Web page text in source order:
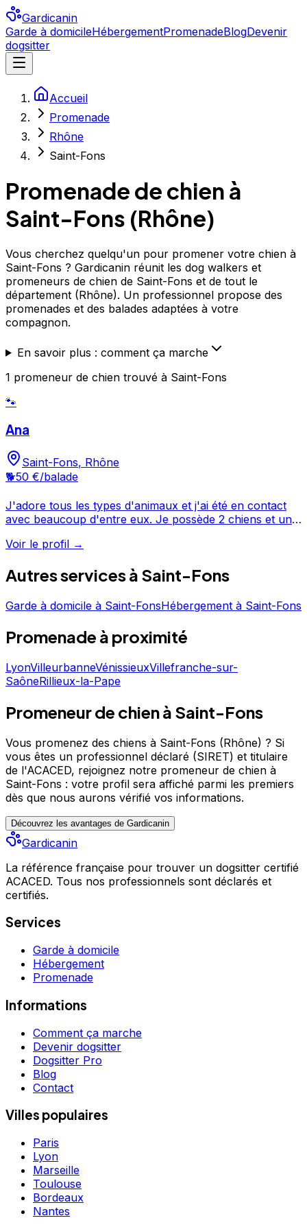
Gardicanin
Garde à domicileHébergementPromenadeBlogDevenir
dogsitter
Accueil
Promenade
Rhône
Saint-Fons
Promenade de chien à
Saint-Fons (Rhône)
Vous cherchez quelqu'un pour promener votre chien à
Saint-Fons ? Gardicanin réunit les dog walkers et
promeneurs de chien de Saint-Fons et de tout le
département (Rhône). Un professionnel propose des
promenades et des balades adaptées à votre
compagnon.
En savoir plus : comment ça marche
1 promeneur de chien trouvé à Saint-Fons
🐾
Ana
Saint-Fons, Rhône
🐕50 €/balade
J'adore tous les types d'animaux et j'ai été en contact
avec beaucoup d'entre eux. Je possède 2 chiens et un
d'eux depuis toute petite. J'adore les animaux, j'ai pas
campagne. Je possède pas animaux à la maison mais
déteste les gens qui abandonnent les animaux sans
penser au moindre détail. Plus tard, je vais partir au
refuge de chiens abandonnés et je veux adopter 1 chien
parce qu'au moins avec moi, ils vont avoir une meilleure
Voir le profil →
Autres services à Saint-Fons
Garde à domicile à Saint-FonsHébergement à Saint-Fons
Promenade à proximité
LyonVilleurbanneVénissieuxVillefranche-sur-
SaôneRillieux-la-Pape
Promeneur de chien à Saint-Fons
Vous promenez des chiens à Saint-Fons (Rhône) ? Si
vous êtes un professionnel déclaré (SIRET) et titulaire
de l'ACACED, rejoignez notre promeneur de chien à
Saint-Fons : votre profil sera affiché parmi les premiers
dès que nous aurons vérifié vos informations.
Découvrez les avantages de Gardicanin
Gardicanin
La référence française pour trouver un dogsitter certifié
ACACED. Tous nos professionnels sont déclarés et
certifiés.
Services
Garde à domicile
Hébergement
Promenade
Informations
Comment ça marche
Devenir dogsitter
Dogsitter Pro
Blog
Contact
Villes populaires
Paris
Lyon
Marseille
Toulouse
Bordeaux
Nantes